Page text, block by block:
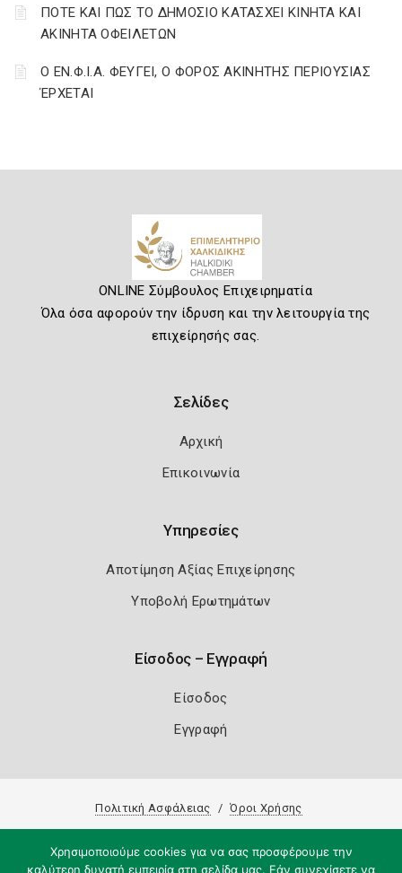
ΠΟΤΕ ΚΑΙ ΠΩΣ ΤΟ ΔΗΜΟΣΙΟ ΚΑΤΑΣΧΕΙ ΚΙΝΗΤΑ ΚΑΙ
ΑΚΙΝΗΤΑ ΟΦΕΙΛΕΤΩΝ
Ο ΕΝ.Φ.Ι.Α. ΦΕΥΓΕΙ, Ο ΦΟΡΟΣ ΑΚΙΝΗΤΗΣ ΠΕΡΙΟΥΣΙΑΣ
ΈΡΧΕΤΑΙ
ONLINE Σύμβουλος Επιχειρηματία
Όλα όσα αφορούν την ίδρυση και την λειτουργία της
επιχείρησής σας.
Σελίδες
Αρχική
Επικοινωνία
Υπηρεσίες
Αποτίμηση Αξίας Επιχείρησης
Υποβολή Ερωτημάτων
Είσοδος – Εγγραφή
Είσοδος
Εγγραφή
Πολιτική Ασφάλειας Όροι Χρήσης
Χρησιμοποιούμε cookies για να σας προσφέρουμε την
καλύτερη δυνατή εμπειρία στη σελίδα μας. Εάν συνεχίσετε να